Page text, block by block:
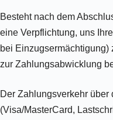
Besteht nach dem
eine Verpflichtung, uns
bei Einzugsermächtigung)
zur Zahlungsabwicklung
Der Zahlungsverkehr über
(Visa/MasterCard,